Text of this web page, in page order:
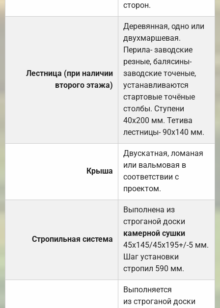
сторон.
Лестница (при наличии
второго этажа)
Деревянная, одно или
двухмаршевая.
Перила- заводские
резные, балясины-
заводские точеные,
устанавливаются
стартовые точёные
столбы. Ступени
40х200 мм. Тетива
лестницы- 90х140 мм.
Крыша
Двускатная, ломаная
или вальмовая в
соответствии с
проектом.
Стропильная система
Выполнена из
строганой доски
камерной сушки
45х145/45х195+/-5 мм.
Шаг установки
стропил 590 мм.
Выполняется
из строганой доски